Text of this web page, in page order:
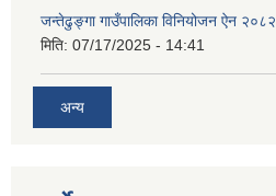
जन्तेढुङ्गा गाउँपालिका विनियोजन ऐन २०८२
मिति: 07/17/2025 - 14:41
अन्य